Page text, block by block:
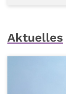
Aktuelles